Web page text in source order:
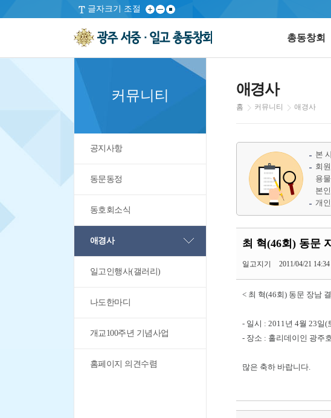
글자크기 조절
총동창회
커뮤니티
공지사항
동문동정
동호회소식
애경사
일고인행사(갤러리)
나도한마디
개교100주년 기념사업
홈페이지 의견수렴
애경사
홈 커뮤니티 애경사
본
회
용
본
개
최 혁(46회) 동문
일고지기 2011/04/21 14:34
< 최 혁(46회) 동문 장남
- 일시 : 2011년 4월 23일(
- 장소 : 홀리데이인 광주
많은 축하 바랍니다.